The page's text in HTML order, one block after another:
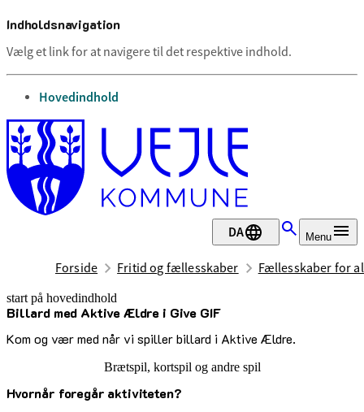
Indholdsnavigation
Vælg et link for at navigere til det respektive indhold.
gå til
Hovedindhold
DA Menu
Forside Fritid og fællesskaber Fællesskaber for
start på hovedindhold
Billard med Aktive Ældre i Give GIF
Kom og vær med når vi spiller billard i Aktive Ældre.
senest opdateret 29. juni 2026
Brætspil, kortspil og andre spil
Hvornår foregår aktiviteten?